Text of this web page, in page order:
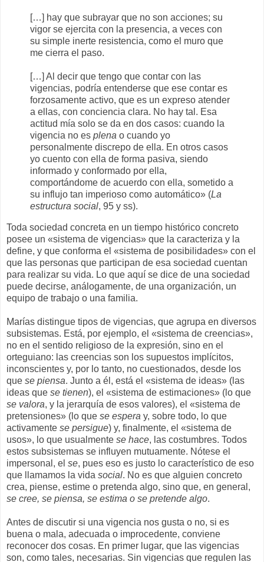
[…] hay que subrayar que no son acciones; su
vigor se ejercita con la presencia, a veces con
su simple inerte resistencia, como el muro que
me cierra el paso.
[…] Al decir que tengo que contar con las
vigencias, podría entenderse que ese contar es
forzosamente activo, que es un expreso atender
a ellas, con conciencia clara. No hay tal. Esa
actitud mía solo se da en dos casos: cuando la
vigencia no es plena o cuando yo
personalmente discrepo de ella. En otros casos
yo cuento con ella de forma pasiva, siendo
informado y conformado por ella,
comportándome de acuerdo con ella, sometido a
su influjo tan imperioso como automático» (La
estructura social, 95 y ss).
Toda sociedad concreta en un tiempo histórico concreto
posee un «sistema de vigencias» que la caracteriza y la
define, y que conforma el «sistema de posibilidades» con el
que las personas que participan de esa sociedad cuentan
para realizar su vida. Lo que aquí se dice de una sociedad
puede decirse, análogamente, de una organización, un
equipo de trabajo o una familia.
Marías distingue tipos de vigencias, que agrupa en diversos
subsistemas. Está, por ejemplo, el «sistema de creencias»,
no en el sentido religioso de la expresión, sino en el
orteguiano: las creencias son los supuestos implícitos,
inconscientes y, por lo tanto, no cuestionados, desde los
que se piensa. Junto a él, está el «sistema de ideas» (las
ideas que se tienen), el «sistema de estimaciones» (lo que
se valora, y la jerarquía de esos valores), el «sistema de
pretensiones» (lo que se espera y, sobre todo, lo que
activamente se persigue) y, finalmente, el «sistema de
usos», lo que usualmente se hace, las costumbres. Todos
estos subsistemas se influyen mutuamente. Nótese el
impersonal, el se, pues eso es justo lo característico de eso
que llamamos la vida social. No es que alguien concreto
crea, piense, estime o pretenda algo, sino que, en general,
se cree, se piensa, se estima o se pretende algo.
Antes de discutir si una vigencia nos gusta o no, si es
buena o mala, adecuada o improcedente, conviene
reconocer dos cosas. En primer lugar, que las vigencias
son, como tales, necesarias. Sin vigencias que regulen las